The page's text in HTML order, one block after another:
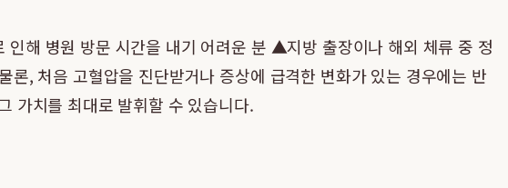
해 병원 방문 시간을 내기 어려운 분 ▲지방 출장이나 해외 체류 중 정
, 처음 고혈압을 진단받거나 증상에 급격한 변화가 있는 경우에는 반
가치를 최대로 발휘할 수 있습니다.